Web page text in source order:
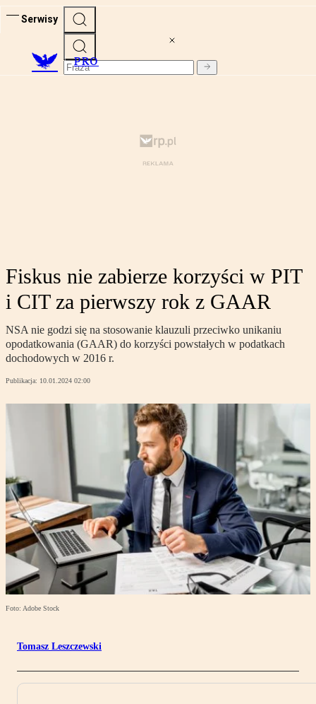
Serwisy
PRO
Fiskus nie zabierze korzyści w PIT
i CIT za pierwszy rok z GAAR
NSA nie godzi się na stosowanie klauzuli przeciwko unikaniu
opodatkowania (GAAR) do korzyści powstałych w podatkach
dochodowych w 2016 r.
Publikacja: 10.01.2024 02:00
Foto: Adobe Stock
Tomasz Leszczewski